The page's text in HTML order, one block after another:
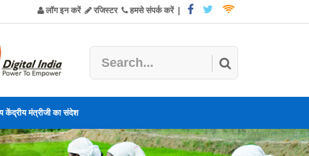
लॉग इन करें रजिस्टर हमसे संपर्क करें|
केंद्रीय मंत्रीजी का संदेश